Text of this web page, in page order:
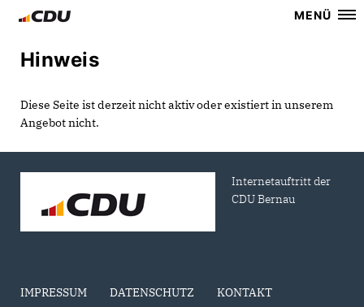
MENÜ
Hinweis
Diese Seite ist derzeit nicht aktiv oder existiert in unserem
Angebot nicht.
Internetauftritt der
CDU Bernau
IMPRESSUM DATENSCHUTZ KONTAKT